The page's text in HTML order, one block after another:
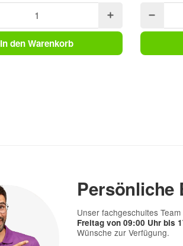
In den Warenkorb
Persönliche
Unser fachgeschultes
Freitag von 09:00 Uhr bis
Wünsche zur Verfügung.